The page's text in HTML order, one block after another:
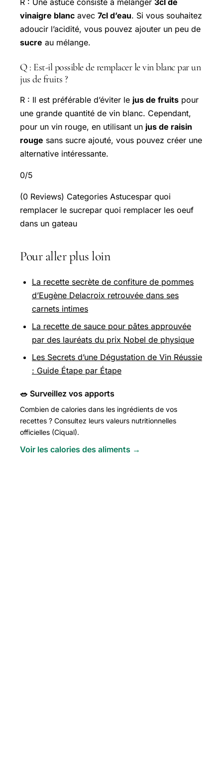
vinaigre blanc avec 7cl d’eau. Si vous souhaitez
adoucir l’acidité, vous pouvez ajouter un peu de
sucre au mélange.
Q : Est-il possible de remplacer le vin blanc par un
jus de fruits ?
R : Il est préférable d’éviter le jus de fruits pour
une grande quantité de vin blanc. Cependant,
pour un vin rouge, en utilisant un jus de raisin
rouge sans sucre ajouté, vous pouvez créer une
alternative intéressante.
0/5
(0 Reviews) Categories Astucespar quoi
remplacer le sucrepar quoi remplacer les oeuf
dans un gateau
Pour aller plus loin
La recette secrète de confiture de pommes
d’Eugène Delacroix retrouvée dans ses
carnets intimes
La recette de sauce pour pâtes approuvée
par des lauréats du prix Nobel de physique
Les Secrets d’une Dégustation de Vin Réussie
: Guide Étape par Étape
🥗 Surveillez vos apports
Combien de calories dans les ingrédients de vos
recettes ? Consultez leurs valeurs nutritionnelles
officielles (Ciqual).
Voir les calories des aliments →